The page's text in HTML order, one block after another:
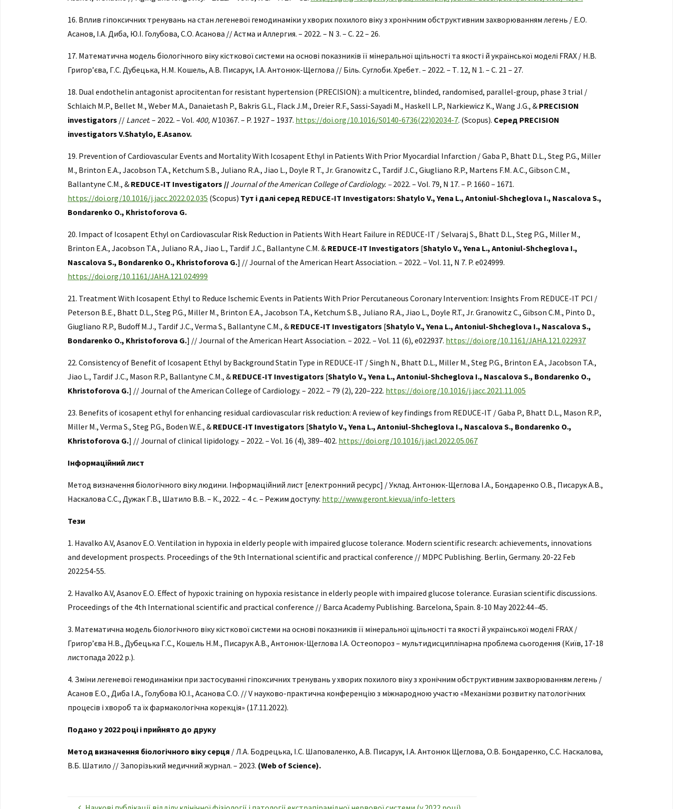
16. Вплив гіпоксичних тренувань на стан легеневої гемодинаміки у хворих похилого віку з хронічним обструктивним захворюванням легень / Е.О.
Асанов, І.А. Диба, Ю.І. Голубова, С.О. Асанова // Астма и Аллергия. – 2022. – N 3. – С. 22 – 26.
17. Математична модель біологічного віку кісткової системи на основі показників її мінеральної щільності та якості й української моделі FRAX / Н.В.
Григор’єва, Г.С. Дубецька, Н.М. Кошель, А.В. Писарук, І.А. Антонюк-Щеглова // Біль. Суглоби. Хребет. – 2022. – Т. 12, N 1. – С. 21 – 27.
18. Dual endothelin antagonist aprocitentan for resistant hypertension (PRECISION): a multicentre, blinded, randomised, parallel-group, phase 3 trial /
Schlaich M.P., Bellet M., Weber M.A., Danaietash P., Bakris G.L., Flack J.M., Dreier R.F., Sassi-Sayadi M., Haskell L.P., Narkiewicz K., Wang J.G., & PRECISION
investigators // Lancet. – 2022. – Vol. 400, N10367. – P. 1927 – 1937. https://doi.org/10.1016/S0140-6736(22)02034-7. (Scopus). Серед PRECISION
investigators V.Shatylo, E.Asanov.
19. Prevention of Cardiovascular Events and Mortality With Icosapent Ethyl in Patients With Prior Myocardial Infarction / Gaba P., Bhatt D.L., Steg P.G., Miller
M., Brinton E.A., Jacobson T.A., Ketchum S.B., Juliano R.A., Jiao L., Doyle R T., Jr. Granowitz C., Tardif J.C., Giugliano R.P., Martens F.M. A.C., Gibson C.M.,
Ballantyne C.M., & REDUCE-IT Investigators // Journal of the American College of Cardiology. – 2022. – Vol. 79, N 17. – P. 1660 – 1671.
https://doi.org/10.1016/j.jacc.2022.02.035 (Scopus) Тут і далі серед REDUCE-IT Investigators: Shatylo V., Yena L., Antoniul-Shcheglova I., Nascalova S.,
Bondarenko O., Khristoforova G.
20. Impact of Icosapent Ethyl on Cardiovascular Risk Reduction in Patients With Heart Failure in REDUCE-IT / Selvaraj S., Bhatt D.L., Steg P.G., Miller M.,
Brinton E.A., Jacobson T.A., Juliano R.A., Jiao L., Tardif J.C., Ballantyne C.M. & REDUCE-IT Investigators [Shatylo V., Yena L., Antoniul-Shcheglova I.,
Nascalova S., Bondarenko O., Khristoforova G.] // Journal of the American Heart Association. – 2022. – Vol. 11, N 7. P. e024999.
https://doi.org/10.1161/JAHA.121.024999
21. Treatment With Icosapent Ethyl to Reduce Ischemic Events in Patients With Prior Percutaneous Coronary Intervention: Insights From REDUCE-IT PCI /
Peterson B.E., Bhatt D.L., Steg P.G., Miller M., Brinton E.A., Jacobson T.A., Ketchum S.B., Juliano R.A., Jiao L., Doyle R.T., Jr. Granowitz C., Gibson C.M., Pinto D.,
Giugliano R.P., Budoff M.J., Tardif J.C., Verma S., Ballantyne C.M., & REDUCE-IT Investigators [Shatylo V., Yena L., Antoniul-Shcheglova I., Nascalova S.,
Bondarenko O., Khristoforova G.] // Journal of the American Heart Association. – 2022. – Vol. 11 (6), e022937. https://doi.org/10.1161/JAHA.121.022937
22. Consistency of Benefit of Icosapent Ethyl by Background Statin Type in REDUCE-IT / Singh N., Bhatt D.L., Miller M., Steg P.G., Brinton E.A., Jacobson T.A.,
Jiao L., Tardif J.C., Mason R.P., Ballantyne C.M., & REDUCE-IT Investigators [Shatylo V., Yena L., Antoniul-Shcheglova I., Nascalova S., Bondarenko O.,
Khristoforova G.] // Journal of the American College of Cardiology. – 2022. – 79 (2), 220–222. https://doi.org/10.1016/j.jacc.2021.11.005
23. Benefits of icosapent ethyl for enhancing residual cardiovascular risk reduction: A review of key findings from REDUCE-IT / Gaba P., Bhatt D.L., Mason R.P.,
Miller M., Verma S., Steg P.G., Boden W.E., & REDUCE-IT Investigators [Shatylo V., Yena L., Antoniul-Shcheglova I., Nascalova S., Bondarenko O.,
Khristoforova G.] // Journal of clinical lipidology. – 2022. – Vol. 16 (4), 389–402. https://doi.org/10.1016/j.jacl.2022.05.067
Інформаційний лист
Метод визначення біологічного віку людини. Інформаційний лист [електронний ресурс] / Уклад. Антонюк-Щеглова І.А., Бондаренко О.В., Писарук А.В.,
Наскалова С.С., Дужак Г.В., Шатило В.В. – К., 2022. – 4 с. – Режим доступу: http://www.geront.kiev.ua/info-letters
Тези
1. Havalko A.V, Asanov E.O. Ventilation in hypoxia in elderly people with impaired glucose tolerance. Modern scientific research: achievements, innovations
and development prospects. Proceedings of the 9th International scientific and practical conference // MDPC Publishing. Berlin, Germany. 20-22 Feb
2022:54-55.
2. Havalko A.V, Asanov E.O. Effect of hypoxic training on hypoxia resistance in elderly people with impaired glucose tolerance. Eurasian scientific discussions.
Proceedings of the 4th International scientific and practical conference // Barca Academy Publishing. Barcelona, Spain. 8-10 May 2022:44–45.
3. Математична модель біологічного віку кісткової системи на основі показників її мінеральної щільності та якості й української моделі FRAX /
Григор’єва Н.В., Дубецька Г.С., Кошель Н.М., Писарук А.В., Антонюк-Щеглова І.А. Остеопороз – мультидисциплінарна проблема сьогодення (Київ, 17-18
листопада 2022 р.).
4. Зміни легеневої гемодинаміки при застосуванні гіпоксичних тренувань у хворих похилого віку з хронічним обструктивним захворюванням легень /
Асанов Е.О., Диба І.А., Голубова Ю.І., Асанова С.О. // V науково-практична конференцію з міжнародною участю «Механізми розвитку патологічних
процесів і хвороб та їх фармакологічна корекція» (17.11.2022).
Подано у 2022 році і прийнято до друку
Метод визначення біологічного віку серця / Л.А. Бодрецька, І.С. Шаповаленко, А.В. Писарук, І.А. Антонюк Щеглова, О.В. Бондаренко, С.С. Наскалова,
В.Б. Шатило // Запорізький медичний журнал. – 2023. (Web of Science).